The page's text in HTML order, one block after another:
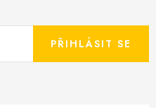
PŘIHLÁSIT SE